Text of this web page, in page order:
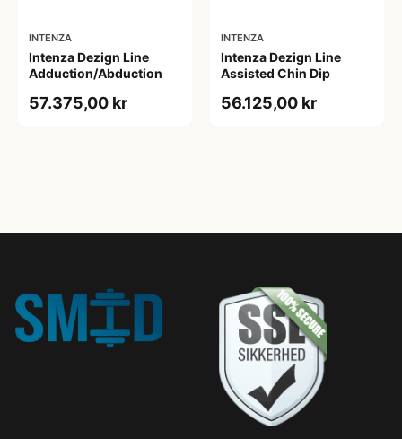
INTENZA
Intenza Dezign Line
Adduction/Abduction
57.375,00 kr
INTENZA
Intenza Dezign Line
Assisted Chin Dip
56.125,00 kr